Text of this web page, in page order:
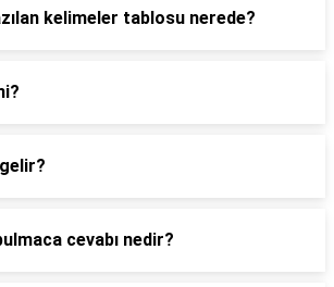
kelimeler tablosu nerede?
cevabı nedir?